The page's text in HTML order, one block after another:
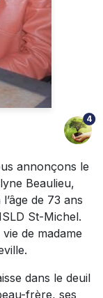
4
annonçons le
Beaulieu,
de 73 ans
St-Michel.
de madame
dans le deuil
frère, ses